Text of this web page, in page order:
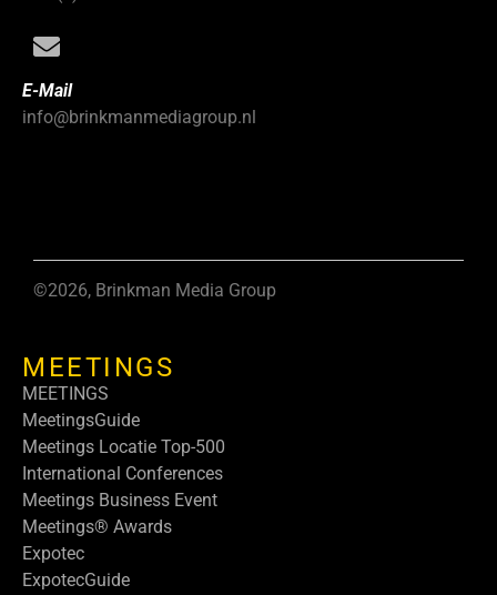
E-Mail
info@brinkmanmediagroup.nl
©2026, Brinkman Media Group
MEETINGS
MEETINGS
MeetingsGuide
Meetings Locatie Top-500
International Conferences
Meetings Business Event
Meetings® Awards
Expotec
ExpotecGuide